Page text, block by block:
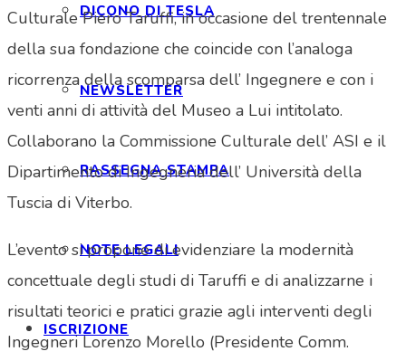
DICONO DI TESLA
NEWSLETTER
RASSEGNA STAMPA
NOTE LEGALI
ISCRIZIONE
Culturale Piero Taruffi, in occasione del trentennale
della sua fondazione che coincide con l’analoga
ricorrenza della scomparsa dell’ Ingegnere e con i
venti anni di attività del Museo a Lui intitolato.
Collaborano la Commissione Culturale dell’ ASI e il
Dipartimento di Ingegneria dell’ Università della
Tuscia di Viterbo.
L’evento si propone di evidenziare la modernità
concettuale degli studi di Taruffi e di analizzarne i
risultati teorici e pratici grazie agli interventi degli
Ingegneri Lorenzo Morello (Presidente Comm.